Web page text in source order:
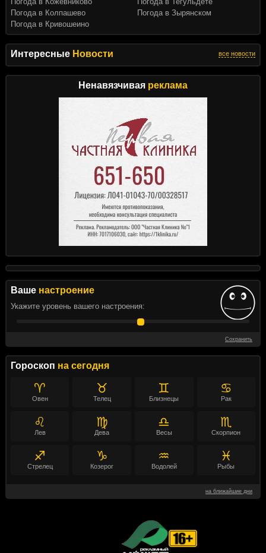
Интересные Новости все новости
Ненавязчивая реклама
Ваше настроение
Укажите уровень вашего настроения:
Сохранить
Гороскоп на сегодня
♈
Овен
♉
Телец
♊
Близнецы
♋
Рак
♌
Лев
♍
Дева
♎
Весы
♏
Скорпион
♐
Стрелец
♑
Козерог
♒
Водолей
♓
Рыбы
на ближайшие дни
Погода в Колпашево
Погода в Кривошеино
Погода в Зырянском